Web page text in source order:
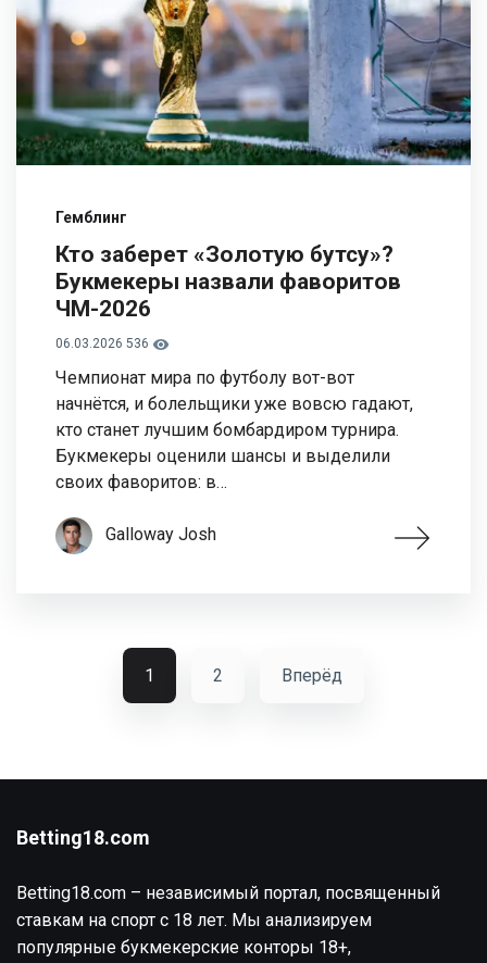
Гемблинг
Кто заберет «Золотую бутсу»?
Букмекеры назвали фаворитов
ЧМ-2026
06.03.2026 536
Чемпионат мира по футболу вот-вот
начнётся, и болельщики уже вовсю гадают,
кто станет лучшим бомбардиром турнира.
Букмекеры оценили шансы и выделили
своих фаворитов: в…
Galloway Josh
1 2 Вперёд
Betting18.com
Betting18.com – независимый портал, посвященный
ставкам на спорт с 18 лет. Мы анализируем
популярные букмекерские конторы 18+,